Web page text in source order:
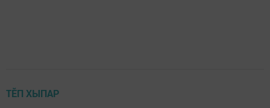
ТӖП ХЫПАР